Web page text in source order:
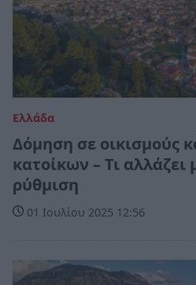
Ελλάδα
Δόμηση σε οικισμούς
κατοίκων – Τι αλλάζει
ρύθμιση
01 Ιουλίου 2025 12:56